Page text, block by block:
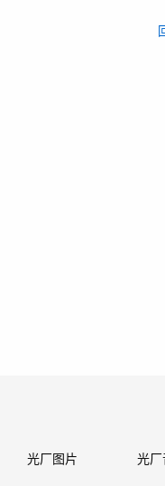
光厂图片 光